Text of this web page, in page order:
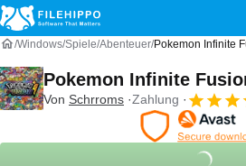
Windows Spiele Abenteuer Pokemon Infinite
Pokemon Infinite
Von Schrroms Zahlung